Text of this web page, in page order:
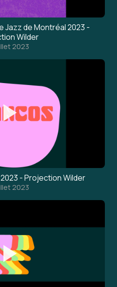
Jazz de Montréal 2023 -
Wilder
2023
- Projection Wilder
2023